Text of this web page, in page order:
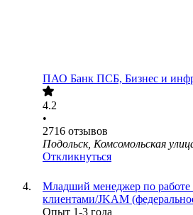
ПАО Банк ПСБ, Бизнес и
4.2
•
2716 отзывов
Подольск, Комсомольская
Откликнуться
Младший менеджер по
клиентами/JKAM
Опыт 1-3 года